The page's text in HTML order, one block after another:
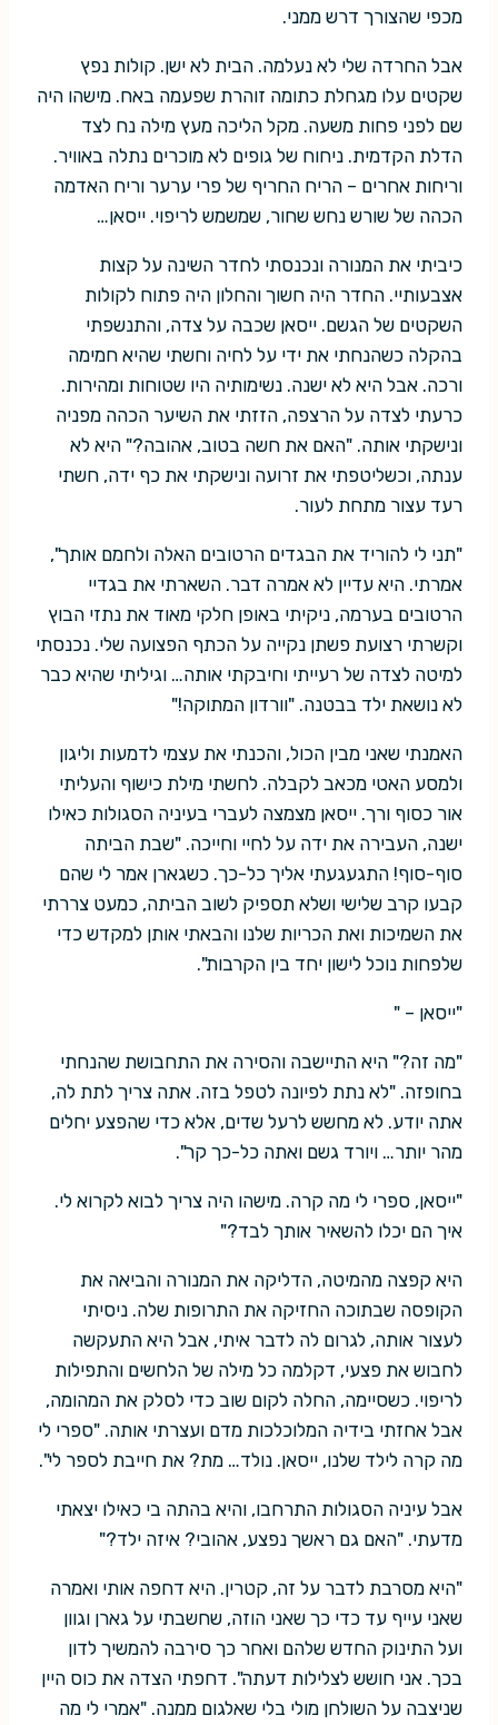
מכפי שהצורך דרש ממני.
אבל החרדה שלי לא נעלמה. הבית לא ישן. קולות נפץ
שקטים עלו מגחלת כתומה זוהרת שפעמה באח. מישהו היה
שם לפני פחות משעה. מקל הליכה מעץ מילה נח לצד
הדלת הקדמית. ניחוח של גופים לא מוכרים נתלה באוויר.
וריחות אחרים – הריח החריף של פרי ערער וריח האדמה
הכהה של שורש נחש שחור, שמשמש לריפוי. ייסאן…
כיביתי את המנורה ונכנסתי לחדר השינה על קצות
אצבעותיי. החדר היה חשוך והחלון היה פתוח לקולות
השקטים של הגשם. ייסאן שכבה על צדה, והתנשפתי
בהקלה כשהנחתי את ידי על לחיה וחשתי שהיא חמימה
ורכה. אבל היא לא ישנה. נשימותיה היו שטוחות ומהירות.
כרעתי לצדה על הרצפה, הזזתי את השיער הכהה מפניה
ונישקתי אותה. "האם את חשה בטוב, אהובה?" היא לא
ענתה, וכשליטפתי את זרועה ונישקתי את כף ידה, חשתי
רעד עצור מתחת לעור.
"תני לי להוריד את הבגדים הרטובים האלה ולחמם אותך",
אמרתי. היא עדיין לא אמרה דבר. השארתי את בגדיי
הרטובים בערמה, ניקיתי באופן חלקי מאוד את נתזי הבוץ
וקשרתי רצועת פשתן נקייה על הכתף הפצועה שלי. נכנסתי
למיטה לצדה של רעייתי וחיבקתי אותה… וגיליתי שהיא כבר
לא נושאת ילד בבטנה. "וורדון המתוקה!"
האמנתי שאני מבין הכול, והכנתי את עצמי לדמעות וליגון
ולמסע האטי מכאב לקבלה. לחשתי מילת כישוף והעליתי
אור כסוף ורך. ייסאן מצמצה לעברי בעיניה הסגולות כאילו
ישנה, העבירה את ידה על לחיי וחייכה. "שבת הביתה
סוף-סוף! התגעגעתי אליך כל-כך. כשגארן אמר לי שהם
קבעו קרב שלישי ושלא תספיק לשוב הביתה, כמעט צררתי
את השמיכות ואת הכריות שלנו והבאתי אותן למקדש כדי
שלפחות נוכל לישון יחד בין הקרבות".
"ייסאן – "
"מה זה?" היא התיישבה והסירה את התחבושת שהנחתי
בחופזה. "לא נתת לפיונה לטפל בזה. אתה צריך לתת לה,
אתה יודע. לא מחשש לרעל שדים, אלא כדי שהפצע יחלים
מהר יותר… ויורד גשם ואתה כל-כך קר".
"ייסאן, ספרי לי מה קרה. מישהו היה צריך לבוא לקרוא לי.
איך הם יכלו להשאיר אותך לבד?"
היא קפצה מהמיטה, הדליקה את המנורה והביאה את
הקופסה שבתוכה החזיקה את התרופות שלה. ניסיתי
לעצור אותה, לגרום לה לדבר איתי, אבל היא התעקשה
לחבוש את פצעי, דקלמה כל מילה של הלחשים והתפילות
לריפוי. כשסיימה, החלה לקום שוב כדי לסלק את המהומה,
אבל אחזתי בידיה המלוכלכות מדם ועצרתי אותה. "ספרי לי
מה קרה לילד שלנו, ייסאן. נולד… מת? את חייבת לספר לי".
אבל עיניה הסגולות התרחבו, והיא בהתה בי כאילו יצאתי
מדעתי. "האם גם ראשך נפצע, אהובי? איזה ילד?"
"היא מסרבת לדבר על זה, קטרין. היא דחפה אותי ואמרה
שאני עייף עד כדי כך שאני הוזה, שחשבתי על גארן וגוון
ועל התינוק החדש שלהם ואחר כך סירבה להמשיך לדון
בכך. אני חושש לצלילות דעתה". דחפתי הצדה את כוס היין
שניצבה על השולחן מולי בלי שאלגום ממנה. "אמרי לי מה